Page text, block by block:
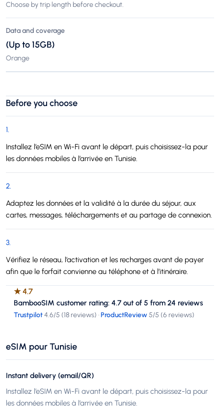
Choose by trip length before checkout.
Data and coverage
(Up to 15GB)
Orange
Before you choose
1.
Installez l’eSIM en Wi-Fi avant le départ, puis choisissez-la pour
les données mobiles à l’arrivée en Tunisie.
2.
Adaptez les données et la validité à la durée du séjour, aux
cartes, messages, téléchargements et au partage de connexion.
3.
Vérifiez le réseau, l’activation et les recharges avant de payer
afin que le forfait convienne au téléphone et à l’itinéraire.
★4.7
BambooSIM customer rating: 4.7 out of 5 from 24 reviews
Trustpilot4.6/5 (18 reviews) ·ProductReview5/5 (6 reviews)
eSIM pour Tunisie
Instant delivery (email/QR)
Installez l’eSIM en Wi-Fi avant le départ, puis choisissez-la pour
les données mobiles à l’arrivée en Tunisie.